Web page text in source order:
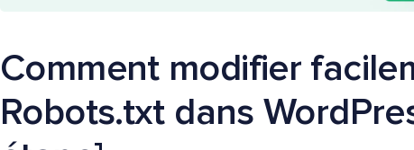
Comment modifier
Robots.txt dans